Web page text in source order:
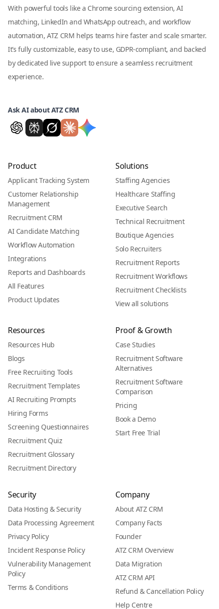
With powerful tools like a Chrome sourcing extension, AI
matching, LinkedIn and WhatsApp outreach, and workflow
automation, ATZ CRM helps teams hire faster and scale smarter.
It’s fully customizable, easy to use, GDPR-compliant, and backed
by dedicated live support to ensure a seamless recruitment
experience.
Ask AI about ATZ CRM
Product
Applicant Tracking System
Customer Relationship
Management
Recruitment CRM
AI Candidate Matching
Workflow Automation
Integrations
Reports and Dashboards
All Features
Product Updates
Solutions
Staffing Agencies
Healthcare Staffing
Executive Search
Technical Recruitment
Boutique Agencies
Solo Recruiters
Recruitment Reports
Recruitment Workflows
Recruitment Checklists
View all solutions
Resources
Resources Hub
Blogs
Free Recruiting Tools
Recruitment Templates
AI Recruiting Prompts
Hiring Forms
Screening Questionnaires
Recruitment Quiz
Recruitment Glossary
Recruitment Directory
Proof & Growth
Case Studies
Recruitment Software
Alternatives
Recruitment Software
Comparison
Pricing
Book a Demo
Start Free Trial
Security
Data Hosting & Security
Data Processing Agreement
Privacy Policy
Incident Response Policy
Vulnerability Management
Policy
Terms & Conditions
Company
About ATZ CRM
Company Facts
Founder
ATZ CRM Overview
Data Migration
ATZ CRM API
Refund & Cancellation Policy
Help Centre